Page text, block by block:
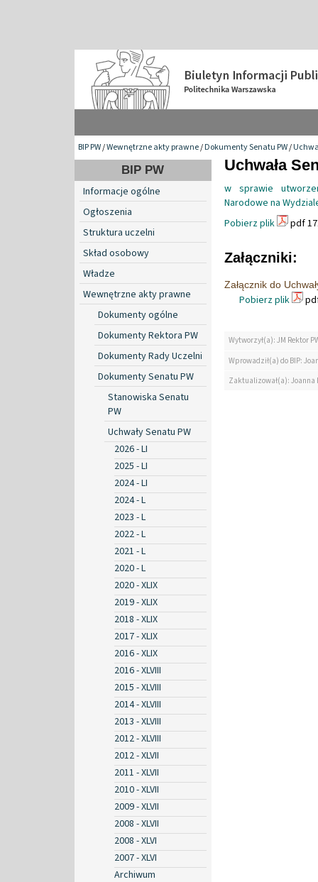
BIP PW/Wewnętrzne akty prawne/Dokumenty Senatu PW/
BIP PW
Informacje ogólne
Ogłoszenia
Struktura uczelni
Skład osobowy
Władze
Wewnętrzne akty prawne
Dokumenty ogólne
Dokumenty Rektora PW
Dokumenty Rady Uczelni
Dokumenty Senatu PW
Stanowiska Senatu
PW
Uchwały Senatu PW
2026 - LI
2025 - LI
2024 - LI
2024 - L
2023 - L
2022 - L
2021 - L
2020 - L
2020 - XLIX
2019 - XLIX
2018 - XLIX
2017 - XLIX
2016 - XLIX
2016 - XLVIII
2015 - XLVIII
2014 - XLVIII
2013 - XLVIII
2012 - XLVIII
2012 - XLVII
2011 - XLVII
2010 - XLVII
2009 - XLVII
2008 - XLVII
2008 - XLVI
2007 - XLVI
Archiwum
Uchwała
w sprawie
Narodowe na
Pobierz plik
pdf
Załączniki:
Załącznik do
Pobierz plik
Wytworzył(a): JM Rektor
Wprowadził(a) do BIP:
Zaktualizował(a):